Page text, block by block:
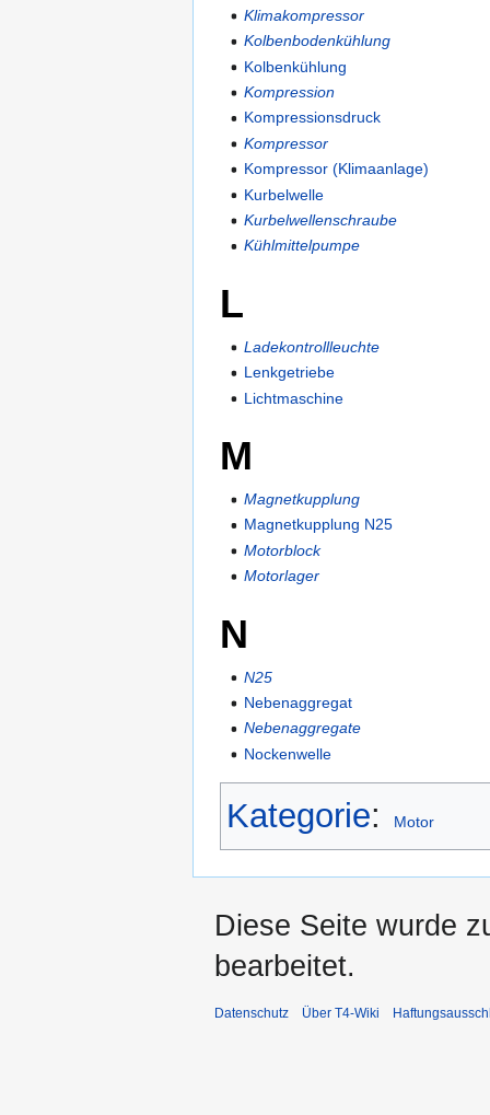
Klimakompressor
Kolbenbodenkühlung
Kolbenkühlung
Kompression
Kompressionsdruck
Kompressor
Kompressor (Klimaanlage)
Kurbelwelle
Kurbelwellenschraube
Kühlmittelpumpe
L
Ladekontrollleuchte
Lenkgetriebe
Lichtmaschine
M
Magnetkupplung
Magnetkupplung N25
Motorblock
Motorlager
N
N25
Nebenaggregat
Nebenaggregate
Nockenwelle
Kategorie: Motor
Diese Seite wurde
bearbeitet.
Datenschutz Über T4-Wiki